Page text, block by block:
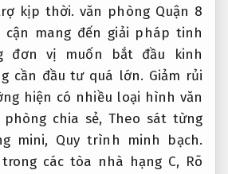
kịp thời. văn phòng Quận 8
cận mang đến giải pháp tinh
đơn vị muốn bắt đầu kinh
cần đầu tư quá lớn. Giảm rủi
hiện có nhiều loại hình văn
chia sẻ, Theo sát từng
mini, Quy trình minh bạch.
các tòa nhà hạng C, Rõ